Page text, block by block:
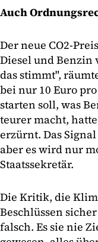
Auch
Der neue CO2-
Diesel und Benzin
das stimmt",
bei nur 10 Euro
starten soll, was
teurer macht,
erzürnt. Das
aber es wird nur
Staatssekretär.
Die Kritik, die
Beschlüssen
falsch. Es sie nie